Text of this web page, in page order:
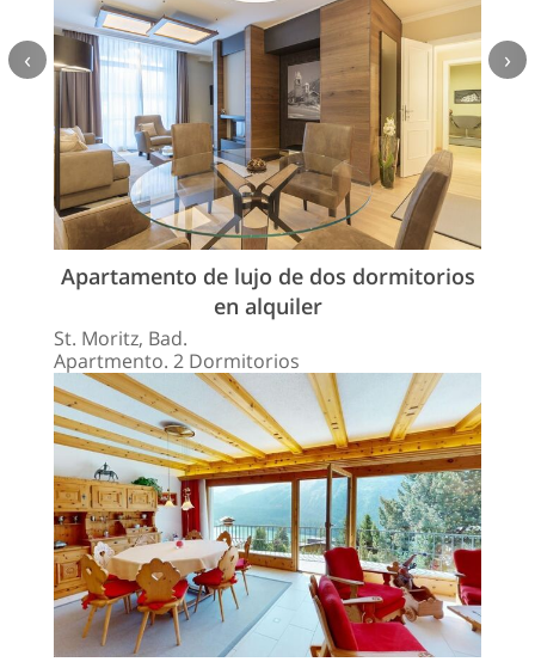
Apartamento de lujo de dos dormitorios
en alquiler
St. Moritz, Bad.
Apartmento. 2 Dormitorios
‹ ›